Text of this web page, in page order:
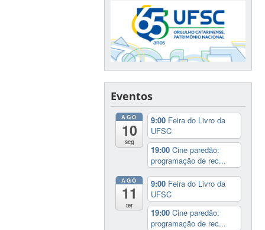
Eventos
AGO
10
seg
9:00 Feira do Livro da
UFSC
19:00Cine paredão:
programação de rec...
AGO
11
ter
9:00 Feira do Livro da
UFSC
19:00Cine paredão:
programação de rec...